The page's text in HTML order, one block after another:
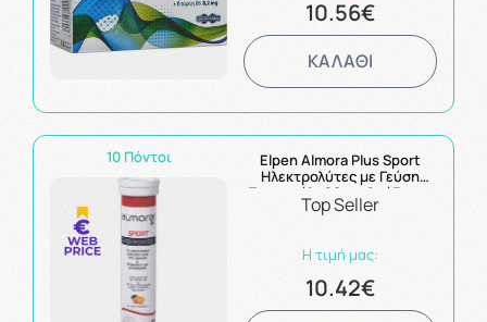
10.56€
ΚΑΛΑΘΙ
10 Πόντοι
Elpen Almora Plus Sport
Ηλεκτρολύτες με Γεύση
Πορτοκάλι 20αναβράζοντα
δισκία
Top Seller
Η τιμή μας:
10.42€